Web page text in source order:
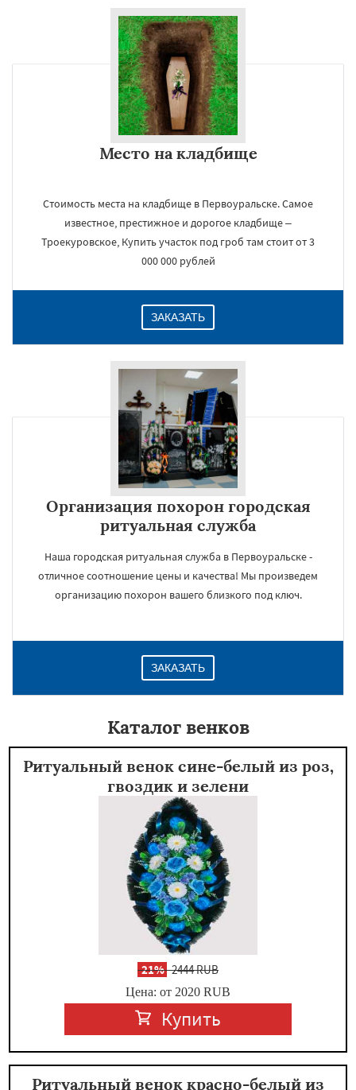
Место на кладбище
Стоимость места на кладбище в Первоуральске. Самое
известное, престижное и дорогое кладбище –
Троекуровское, Купить участок под гроб там стоит от 3
000 000 рублей
ЗАКАЗАТЬ
Организация похорон городская
ритуальная служба
Наша городская ритуальная служба в Первоуральске -
отличное соотношение цены и качества! Мы произведем
организацию похорон вашего близкого под ключ.
ЗАКАЗАТЬ
Каталог венков
Ритуальный венок сине-белый из роз,
гвоздик и зелени
-21%2444 RUB
Цена: от 2020 RUB
Купить
Ритуальный венок красно-белый из